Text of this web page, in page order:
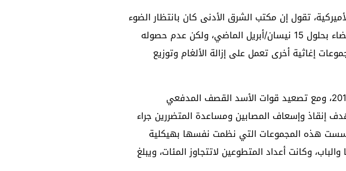
تقول إن مكتب الشرق الأدنى كان بانتظار الضوء
الأخضر من الخارجية لمواصلة تقديم الدعم المالي لفرق الخوذ البيضاء بحلول 15 نيسان/أبريل الماضي، ولكن عدم حصوله
إغاثية أخرى تعمل على إزالة الألغام وتوزيع
وتأسست منظمة الدفاع المدني “الخوذ البيضاء”، مع بداية عام 2013، ومع تصعيد قوات الأسد القصف المدفعي
إنقاذ وإسعاف المصابين ومساعدة المتضررين جراء
هذه المجموعات التي نظمت نفسها بهيكلية
وكانت أعداد المتطوعين لاتتجاوز المئات، ويبلغ